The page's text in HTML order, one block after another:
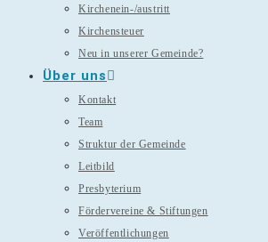
Kirchenein-/austritt
Kirchensteuer
Neu in unserer Gemeinde?
Über uns
Kontakt
Team
Struktur der Gemeinde
Leitbild
Presbyterium
Fördervereine & Stiftungen
Veröffentlichungen